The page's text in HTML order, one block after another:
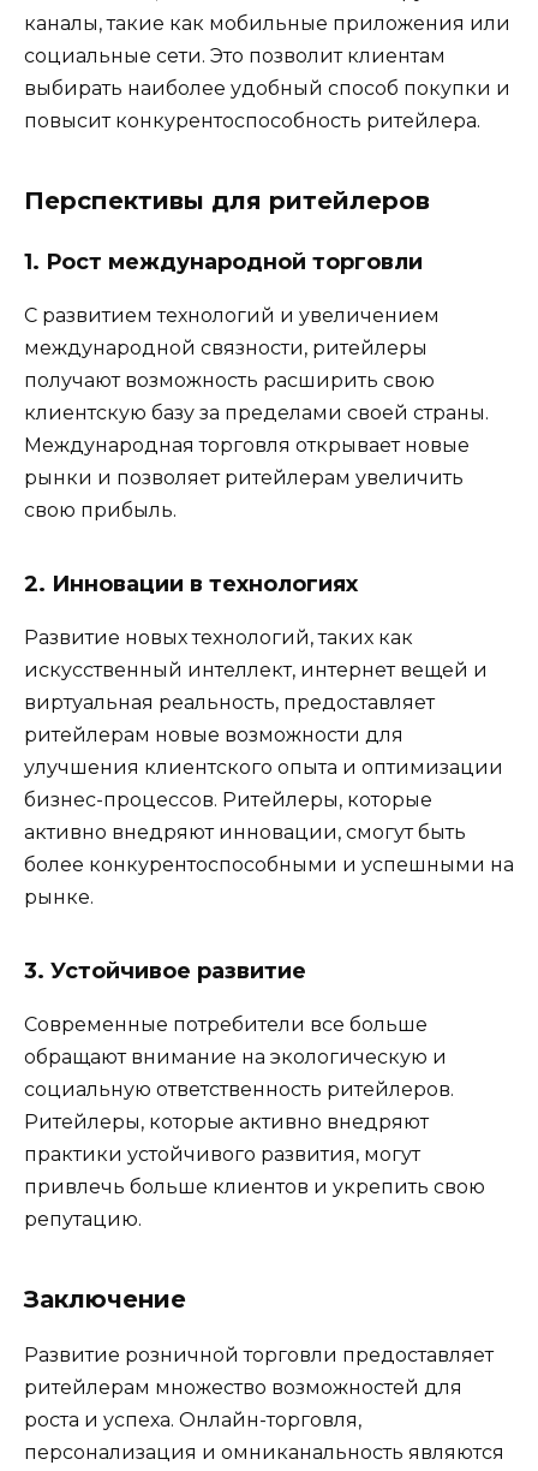
каналы, такие как мобильные приложения или
социальные сети. Это позволит клиентам
выбирать наиболее удобный способ покупки и
повысит конкурентоспособность ритейлера.
Перспективы для ритейлеров
1. Рост международной торговли
С развитием технологий и увеличением
международной связности, ритейлеры
получают возможность расширить свою
клиентскую базу за пределами своей страны.
Международная торговля открывает новые
рынки и позволяет ритейлерам увеличить
свою прибыль.
2. Инновации в технологиях
Развитие новых технологий, таких как
искусственный интеллект, интернет вещей и
виртуальная реальность, предоставляет
ритейлерам новые возможности для
улучшения клиентского опыта и оптимизации
бизнес-процессов. Ритейлеры, которые
активно внедряют инновации, смогут быть
более конкурентоспособными и успешными на
рынке.
3. Устойчивое развитие
Современные потребители все больше
обращают внимание на экологическую и
социальную ответственность ритейлеров.
Ритейлеры, которые активно внедряют
практики устойчивого развития, могут
привлечь больше клиентов и укрепить свою
репутацию.
Заключение
Развитие розничной торговли предоставляет
ритейлерам множество возможностей для
роста и успеха. Онлайн-торговля,
персонализация и омниканальность являются